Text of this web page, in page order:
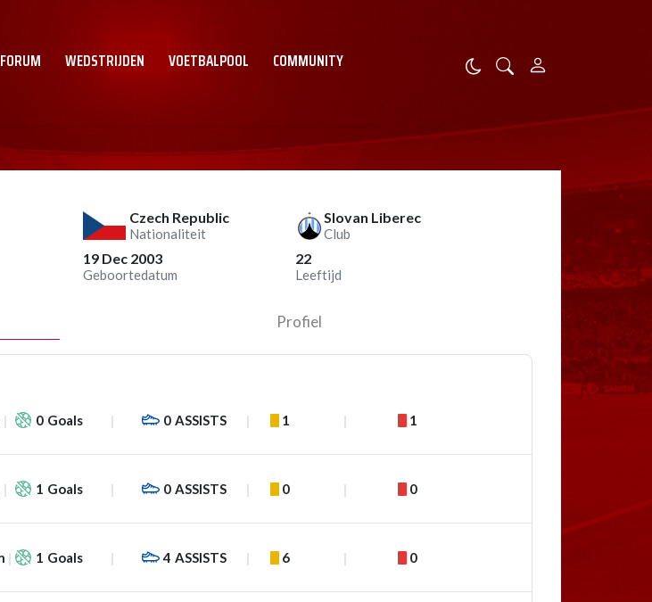
FORUM WEDSTRIJDEN VOETBALPOOL COMMUNITY
Czech Republic
Nationaliteit
Slovan Liberec
Club
19 Dec 2003
Geboortedatum
22
Leeftijd
Profiel
0 Goals 0 ASSISTS 1 1
1 Goals 0 ASSISTS 0 0
1 Goals 4 ASSISTS 6 0